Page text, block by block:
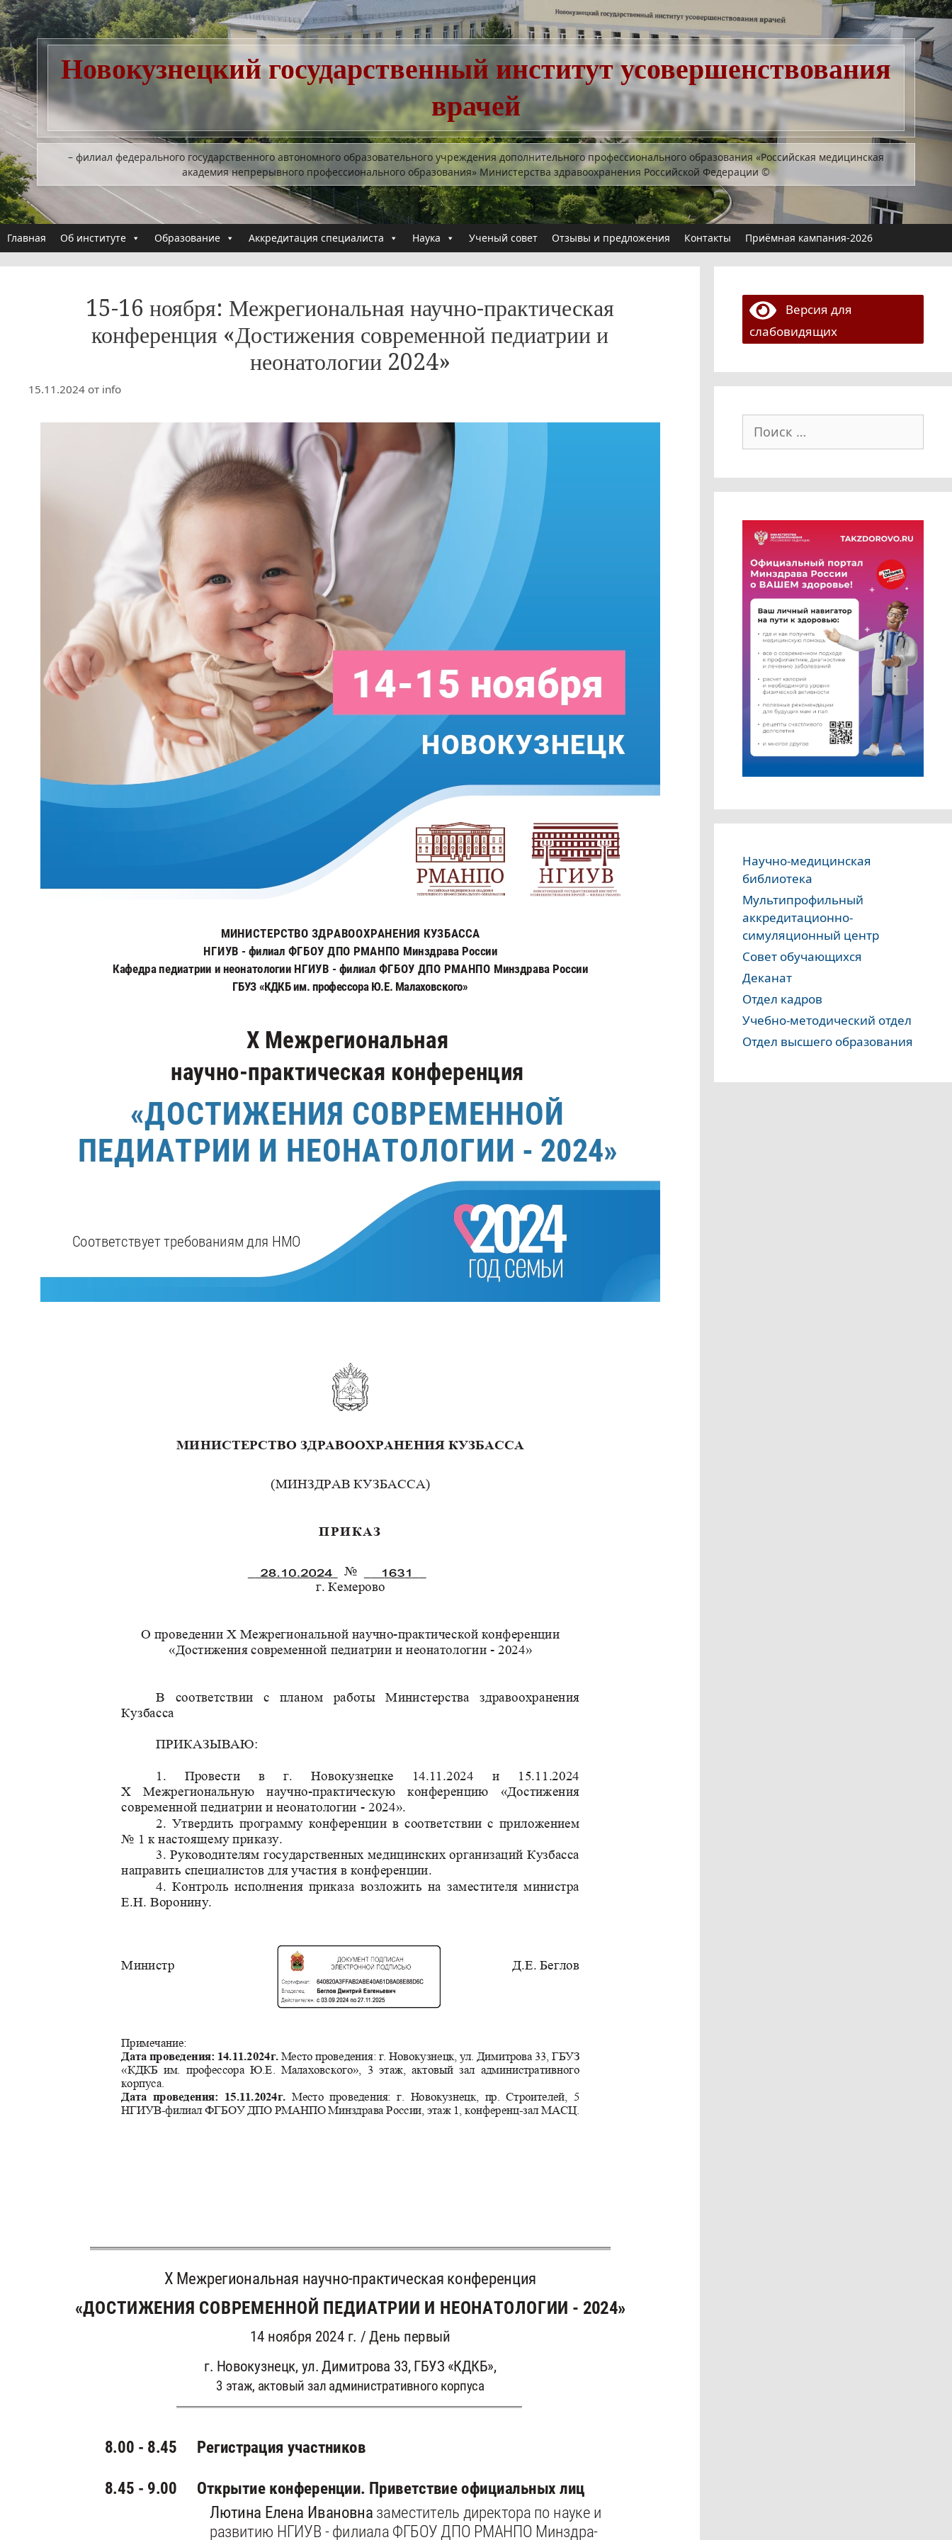
Перейти
к
содержимому
Новокузнецкий государственный институт усовершенствования
врачей
– филиал федерального государственного автономного образовательного учреждения дополнительного профессионального образования «Российская медицинская
академия непрерывного профессионального образования» Министерства здравоохранения Российской Федерации©
Главная Об институте Образование Аккредитация специалиста Наука Ученый совет Отзывы и предложения Контакты Приёмная кампания-2026
15-16 ноября: Межрегиональная научно-практическая
конференция «Достижения современной педиатрии и
неонатологии 2024»
15.11.2024 от info
Версия для
слабовидящих
Научно-медицинская
библиотека
Мультипрофильный
аккредитационно-
симуляционный центр
Совет обучающихся
Деканат
Отдел кадров
Учебно-методический отдел
Отдел высшего образования